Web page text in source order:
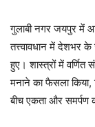
गुलाबी नगर जयपुर में
तत्त्वावधान में देशभर के
हुए। शास्त्रों में
मनाने का फैसला
बीच एकता और समर्पण